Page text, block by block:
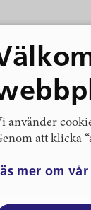
passa
de som anmält
”näckrosen
använder
att klicka
mer om